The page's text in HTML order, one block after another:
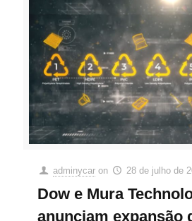
adminycar on 28 de julho de
Dow e Mura
anunciam expansão